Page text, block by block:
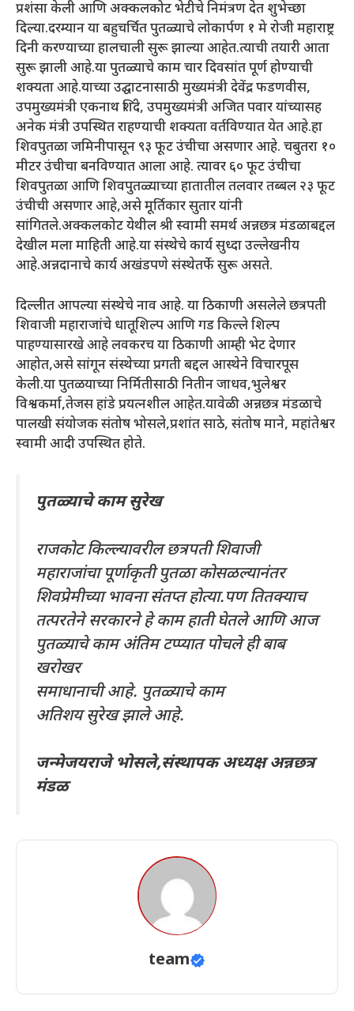
प्रशंसा केली आणि अक्कलकोट भेटीचे निमंत्रण देत शुभेच्छा
दिल्या.दरम्यान या बहुचर्चित पुतळ्याचे लोकार्पण १ मे रोजी महाराष्ट्र
दिनी करण्याच्या हालचाली सुरू झाल्या आहेत.त्याची तयारी आता
सुरू झाली आहे.या पुतळ्याचे काम चार दिवसांत पूर्ण होण्याची
शक्यता आहे.याच्या उद्घाटनासाठी मुख्यमंत्री देवेंद्र फडणवीस,
उपमुख्यमंत्री एकनाथ शिंदे, उपमुख्यमंत्री अजित पवार यांच्यासह
अनेक मंत्री उपस्थित राहण्याची शक्यता वर्तविण्यात येत आहे.हा
शिवपुतळा जमिनीपासून ९३ फूट उंचीचा असणार आहे. चबुतरा १०
मीटर उंचीचा बनविण्यात आला आहे. त्यावर ६० फूट उंचीचा
शिवपुतळा आणि शिवपुतळ्याच्या हातातील तलवार तब्बल २३ फूट
उंचीची असणार आहे,असे मूर्तिकार सुतार यांनी
सांगितले.अक्कलकोट येथील श्री स्वामी समर्थ अन्नछत्र मंडळाबद्दल
देखील मला माहिती आहे.या संस्थेचे कार्य सुध्दा उल्लेखनीय
आहे.अन्नदानाचे कार्य अखंडपणे संस्थेतर्फे सुरू असते.
दिल्लीत आपल्या संस्थेचे नाव आहे. या ठिकाणी असलेले छत्रपती
शिवाजी महाराजांचे धातूशिल्प आणि गड किल्ले शिल्प
पाहण्यासारखे आहे लवकरच या ठिकाणी आम्ही भेट देणार
आहोत,असे सांगून संस्थेच्या प्रगती बद्दल आस्थेने विचारपूस
केली.या पुतळयाच्या निर्मितीसाठी नितीन जाधव,भुलेश्वर
विश्वकर्मा,तेजस हांडे प्रयत्नशील आहेत.यावेळी अन्नछत्र मंडळाचे
पालखी संयोजक संतोष भोसले,प्रशांत साठे, संतोष माने, महांतेश्वर
स्वामी आदी उपस्थित होते.
पुतळ्याचे काम सुरेख
राजकोट किल्ल्यावरील छत्रपती शिवाजी
महाराजांचा पूर्णाकृती पुतळा कोसळल्यानंतर
शिवप्रेमीच्या भावना संतप्त होत्या.पण तितक्याच
तत्परतेने सरकारने हे काम हाती घेतले आणि आज
पुतळ्याचे काम अंतिम टप्प्यात पोचले ही बाब
खरोखर
समाधानाची आहे. पुतळ्याचे काम
अतिशय सुरेख झाले आहे.
जन्मेजयराजे भोसले,संस्थापक अध्यक्ष अन्नछत्र
मंडळ
team